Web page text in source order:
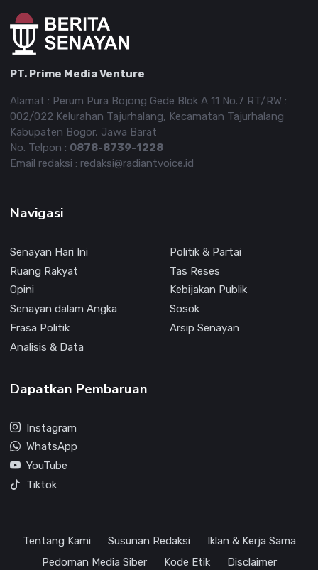
PT. Prime Media Venture
Alamat : Perum Pura Bojong Gede Blok A 11 No.7 RT/RW :
002/022 Kelurahan Tajurhalang, Kecamatan Tajurhalang
Kabupaten Bogor, Jawa Barat
No. Telpon : 0878-8739-1228
Email redaksi : redaksi@radiantvoice.id
Navigasi
Senayan Hari Ini
Politik & Partai
Ruang Rakyat
Tas Reses
Opini
Kebijakan Publik
Senayan dalam Angka
Sosok
Frasa Politik
Arsip Senayan
Analisis & Data
Dapatkan Pembaruan
Instagram
WhatsApp
YouTube
Tiktok
Tentang Kami Susunan Redaksi
Iklan & Kerja Sama
Pedoman Media Siber
Kode Etik Disclaimer